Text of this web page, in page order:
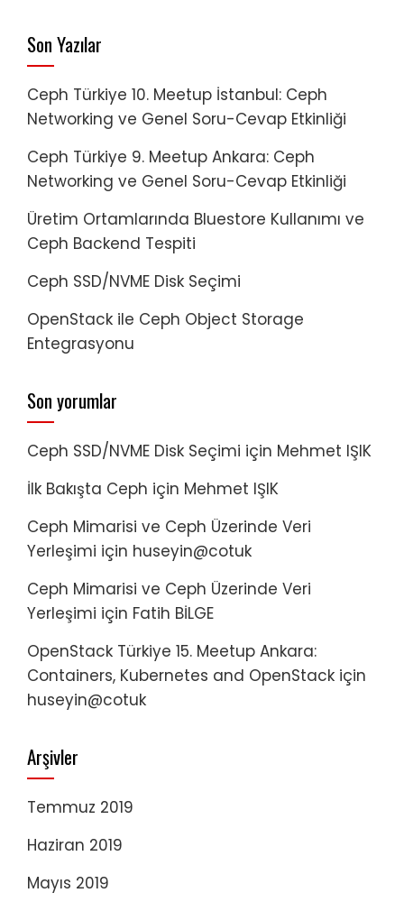
Son Yazılar
Ceph Türkiye 10. Meetup İstanbul: Ceph
Networking ve Genel Soru-Cevap Etkinliği
Ceph Türkiye 9. Meetup Ankara: Ceph
Networking ve Genel Soru-Cevap Etkinliği
Üretim Ortamlarında Bluestore Kullanımı ve
Ceph Backend Tespiti
Ceph SSD/NVME Disk Seçimi
OpenStack ile Ceph Object Storage
Entegrasyonu
Son yorumlar
Ceph SSD/NVME Disk Seçimi için Mehmet IŞIK
İlk Bakışta Ceph için Mehmet IŞIK
Ceph Mimarisi ve Ceph Üzerinde Veri
Yerleşimi için huseyin@cotuk
Ceph Mimarisi ve Ceph Üzerinde Veri
Yerleşimi için Fatih BİLGE
OpenStack Türkiye 15. Meetup Ankara:
Containers, Kubernetes and OpenStack için
huseyin@cotuk
Arşivler
Temmuz 2019
Haziran 2019
Mayıs 2019